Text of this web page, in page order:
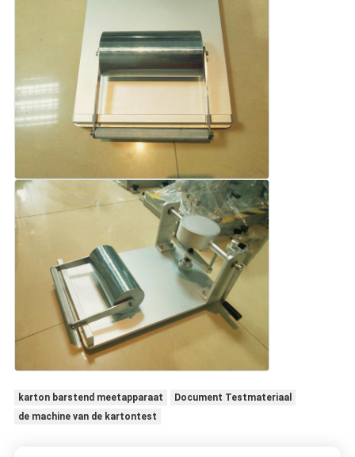
karton barstend meetapparaat
Document Testmateriaal
de machine van de kartontest